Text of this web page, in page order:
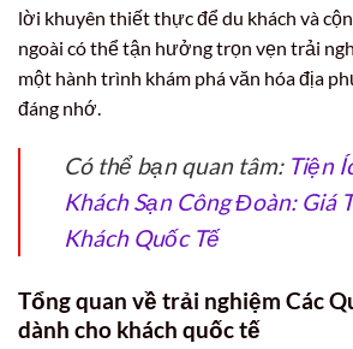
lời khuyên thiết thực để du khách và
ngoài có thể tận hưởng trọn vẹn trải
một hành trình khám phá văn hóa địa
đáng nhớ.
Có thể bạn quan tâm: Tiện
Khách Sạn Công Đoàn: Giá
Khách Quốc Tế
Tổng quan về trải nghiệm Các
dành cho khách quốc tế